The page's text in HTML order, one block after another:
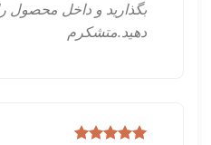
بگذارید و داخل محصول
دهید.متشکرم